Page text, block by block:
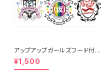
アップアップガールズフード付き
タオル
¥1,500